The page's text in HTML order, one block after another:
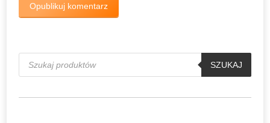
Opublikuj komentarz
Wyszukiwarka
produktów
SZUKAJ